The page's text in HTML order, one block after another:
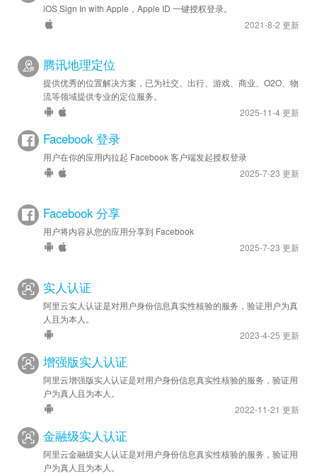
iOS Sign In with Apple，Apple ID 一键授权登录。
2021-8-2 更新
腾讯地理定位
提供优秀的位置解决方案，已为社交、出行、游戏、商业、O2O、物
流等领域提供专业的定位服务。
2025-11-4 更新
Facebook 登录
用户在你的应用内拉起 Facebook 客户端发起授权登录
2025-7-23 更新
Facebook 分享
用户将内容从您的应用分享到 Facebook
2025-7-23 更新
实人认证
阿里云实人认证是对用户身份信息真实性核验的服务，验证用户为真
人且为本人。
2023-4-25 更新
增强版实人认证
阿里云增强版实人认证是对用户身份信息真实性核验的服务，验证用
户为真人且为本人。
2022-11-21 更新
金融级实人认证
阿里云金融级实人认证是对用户身份信息真实性核验的服务，验证用
户为真人且为本人。